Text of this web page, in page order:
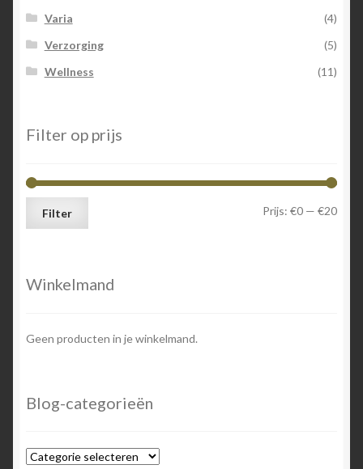
Varia
(4)
Verzorging
(5)
Wellness
(11)
Filter op prijs
Min.
Max.
Filter Prijs: €0 — €20
Winkelmand
Geen producten in je winkelmand.
Blog-categorieën
Blog-